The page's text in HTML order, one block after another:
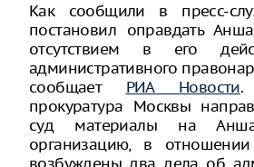
Как сообщили в пресс-
постановил оправдать
отсутствием в его
административного
сообщает РИА Новости.
прокуратура Москвы
суд материалы на
организацию, в